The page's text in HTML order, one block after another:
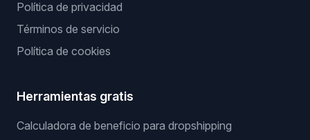
Política de privacidad
Términos de servicio
Política de cookies
Herramientas gratis
Calculadora de beneficio para dropshipping